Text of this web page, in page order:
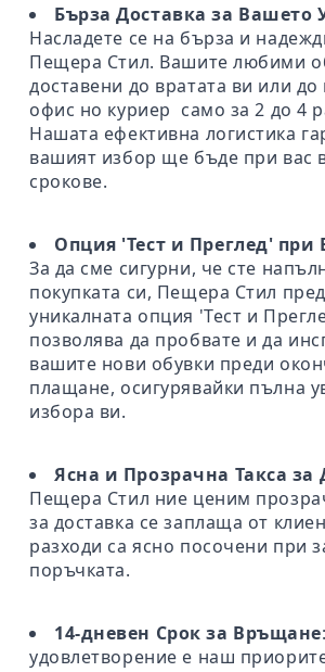
Бърза Доставка за Вашето
Насладете се на бърза и
Пещера Стил. Вашите любими
доставени до вратата ви или до
офис но куриер само за 2 до 4
Нашата ефективна логистика
вашият избор ще бъде при вас
срокове.
Опция 'Тест и Преглед' при
За да сме сигурни, че сте
покупката си, Пещера Стил
уникалната опция 'Тест и
позволява да пробвате и да
вашите нови обувки преди
плащане, осигурявайки пълна
избора ви.
Ясна и Прозрачна Такса за
Пещера Стил ние ценим
за доставка се заплаща от
разходи са ясно посочени при
поръчката.
14-дневен Срок за Връщане
удовлетворение е наш